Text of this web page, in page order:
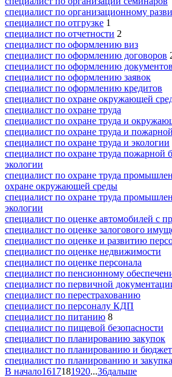
специалист по организационному
специалист по отгрузке 1
специалист по отчетности 2
специалист по оформлению виз
специалист по оформлению договоров
специалист по оформлению документов
специалист по оформлению заявок
специалист по оформлению кредитов
специалист по охране окружающей
специалист по охране труда
специалист по охране труда и
специалист по охране труда и
специалист по охране труда и экологии
специалист по охране труда пожарной
экологии
специалист по охране труда
охране окружающей среды
специалист по охране труда
экологии
специалист по оценке автомобилей с
специалист по оценке залогового
специалист по оценке и развитию
специалист по оценке недвижимости
специалист по оценке персонала
специалист по пенсионному
специалист по первичной
специалист по перестрахованию
специалист по персоналу КДП
специалист по питанию 8
специалист по пищевой безопасности
специалист по планированию закупок
специалист по планированию и
специалист по планированию и
В начало1617181920...36дальше